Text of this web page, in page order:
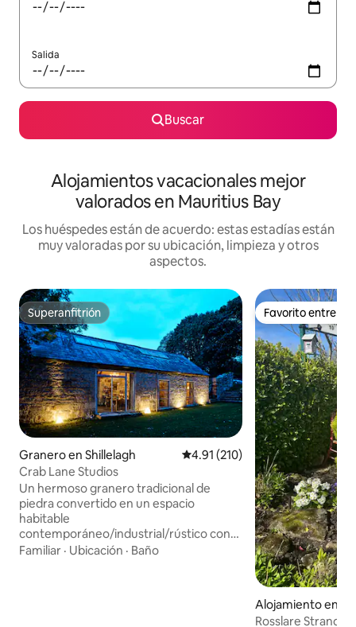
Salida
Buscar
Alojamientos vacacionales mejor
valorados en Mauritius Bay
Los huéspedes están de acuerdo: estas estadías están
muy valoradas por su ubicación, limpieza y otros
aspectos.
Superanfitrión
Superanfitrión
Granero en Shillelagh Calificación promedio: 4.91 de
4.91 (210)
Crab Lane Studios
Un hermoso granero tradicional de
piedra convertido en un espacio
habitable
contemporáneo/industrial/rústico con
toques singulares. Ubicada en las idílicas
Familiar · Ubicación · Baño
Favorito entre
Favorito entre
Alojamiento en
Rosslare Strand -